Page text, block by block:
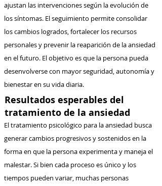
ajustan las intervenciones según la evolución de
los síntomas. El seguimiento permite consolidar
los cambios logrados, fortalecer los recursos
personales y prevenir la reaparición de la ansiedad
en el futuro. El objetivo es que la persona pueda
desenvolverse con mayor seguridad, autonomía y
bienestar en su vida diaria.
Resultados esperables del
tratamiento de la ansiedad
El tratamiento psicológico para la ansiedad busca
generar cambios progresivos y sostenidos en la
forma en que la persona experimenta y maneja el
malestar. Si bien cada proceso es único y los
tiempos pueden variar, muchas personas